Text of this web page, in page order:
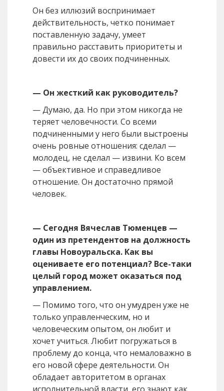
Он без иллюзий воспринимает
действительность, четко понимает
поставленную задачу, умеет
правильно расставить приоритеты и
довести их до своих подчиненных.
— Он жесткий как руководитель?
— Думаю, да. Но при этом никогда не
теряет человечности. Со всеми
подчиненными у него были выстроены
очень ровные отношения: сделал —
молодец, не сделал — извини. Ко всем
— объективное и справедливое
отношение. Он достаточно прямой
человек.
— Сегодня Вячеслав Тюменцев —
один из претендентов на должность
главы Новоуральска. Как вы
оцениваете его потенциал? Все-таки
целый город может оказаться под
управлением.
— Помимо того, что он умудрен уже не
только управленческим, но и
человеческим опытом, он любит и
хочет учиться. Любит погружаться в
проблему до конца, что немаловажно в
его новой сфере деятельности. Он
обладает авторитетом в органах